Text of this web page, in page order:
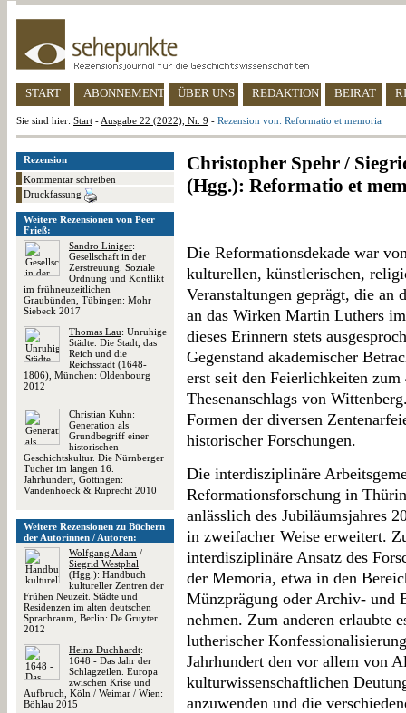
START ABONNEMENT ÜBER UNS REDAKTION BEIRAT
Sie sind hier: Start - Ausgabe 22 (2022), Nr. 9 - Rezension von: Reformatio et memoria
Rezension
Kommentar schreiben
Druckfassung
Weitere Rezensionen von Peer
Frieß:
Sandro Liniger:
Gesellschaft in der
Zerstreuung. Soziale
Ordnung und Konflikt
im frühneuzeitlichen
Graubünden, Tübingen: Mohr
Siebeck 2017
Thomas Lau: Unruhige
Städte. Die Stadt, das
Reich und die
Reichsstadt (1648-
1806), München: Oldenbourg
2012
Christian Kuhn:
Generation als
Grundbegriff einer
historischen
Geschichtskultur. Die Nürnberger
Tucher im langen 16.
Jahrhundert, Göttingen:
Vandenhoeck & Ruprecht 2010
Weitere Rezensionen zu Büchern
der Autorinnen / Autoren:
Wolfgang Adam /
Siegrid Westphal
(Hgg.): Handbuch
kultureller Zentren der
Frühen Neuzeit. Städte und
Residenzen im alten deutschen
Sprachraum, Berlin: De Gruyter
2012
Heinz Duchhardt:
1648 - Das Jahr der
Schlagzeilen. Europa
zwischen Krise und
Aufbruch, Köln / Weimar / Wien:
Böhlau 2015
Christopher Spehr /
(Hgg.): Reformatio et
Die Reformationsdekade war
kulturellen, künstlerischen,
Veranstaltungen geprägt, die
an das Wirken Martin Luthers
dieses Erinnern stets
Gegenstand akademischer
erst seit den Feierlichkeiten
Thesenanschlags von
Formen der diversen
historischer Forschungen.
Die interdisziplinäre
Reformationsforschung in
anlässlich des Jubiläumsjahres
in zweifacher Weise erweitert.
interdisziplinäre Ansatz des
der Memoria, etwa in den
Münzprägung oder Archiv- und
nehmen. Zum anderen erlaubte
lutherischer
Jahrhundert den vor allem von
kulturwissenschaftlichen
anzuwenden und die